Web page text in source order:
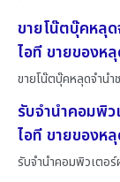
ขายโน๊ตบุ๊คหลุ
ไอที ขายของห
ขายโน๊ตบุ๊คหลุดจำนำ
รับจำนำคอมพิ
ไอที ขายของห
รับจำนำคอมพิวเตอร์